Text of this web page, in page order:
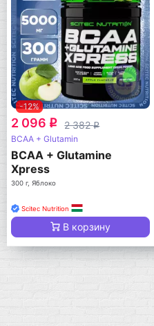
-12%
2 096 q 2 382q
BCAA + Glutamin
BCAA + Glutamine
Xpress
300 г, Яблоко
Scitec Nutrition
В корзину